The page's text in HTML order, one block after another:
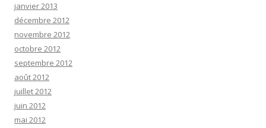
janvier 2013
décembre 2012
novembre 2012
octobre 2012
septembre 2012
août 2012
juillet 2012
juin 2012
mai 2012